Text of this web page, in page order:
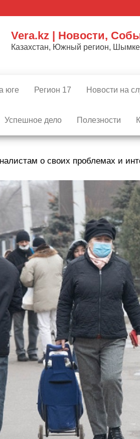
Vera.kz | Новости,
Казахстан, Южный регион,
юге Регион 17 Новости на
Успешное дело Полезности
о своих проблемах и